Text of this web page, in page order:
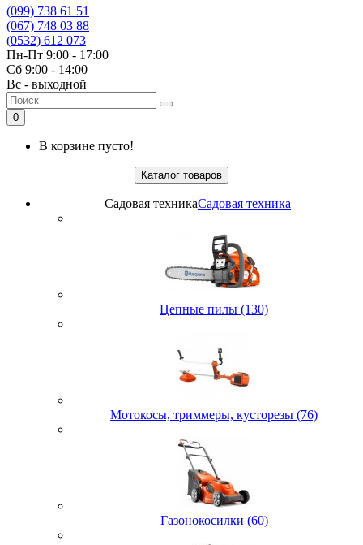
(099) 738 61 51
(067) 748 03 88
(0532) 612 073
Пн-Пт 9:00 - 17:00
Сб 9:00 - 14:00
Вс - выходной
0
В корзине пусто!
Каталог товаров
Садовая техникаСадовая техника
Цепные пилы (130)
Мотокосы, триммеры, кусторезы (76)
Газонокосилки (60)